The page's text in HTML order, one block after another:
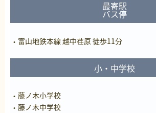
最寄駅
バス停
富山地鉄本線 越中荏原 徒歩11分
小・中学校
藤ノ木小学校
藤ノ木中学校